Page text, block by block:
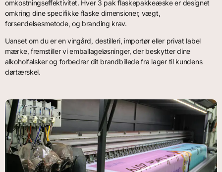
omkostningseffektivitet. Hver 3 pak flaskepakkeæske er designet
omkring dine specifikke flaske dimensioner, vægt,
forsendelsesmetode, og branding krav.
Uanset om du er en vingård, destilleri, importør eller privat label
mærke, fremstiller vi emballageløsninger, der beskytter dine
alkoholfalsker og forbedrer dit brandbillede fra lager til kundens
dørtærskel.